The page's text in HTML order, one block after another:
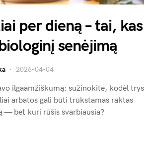
per dieną – tai, kas
senėjimą
2026-04-04
ilgaamžiškumą: sužinokite, kodėl trys
arbatos gali būti trūkstamas raktas
— bet kuri rūšis svarbiausia?